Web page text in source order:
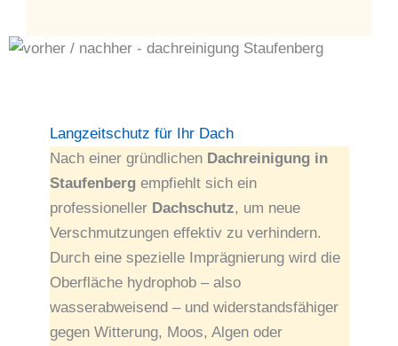
Langzeitschutz für Ihr Dach
Nach einer gründlichen Dachreinigung in
Staufenbergempfiehlt sich ein
professioneller Dachschutz, um neue
Verschmutzungen effektiv zu verhindern.
Durch eine spezielle Imprägnierung wird die
Oberfläche hydrophob – also
wasserabweisend – und widerstandsfähiger
gegen Witterung, Moos, Algen oder